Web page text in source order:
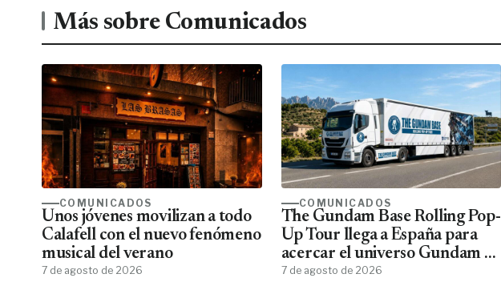
Más sobre Comunicados
COMUNICADOS
Unos jóvenes movilizan a todo
Calafell con el nuevo fenómeno
musical del verano
7 de agosto de 2026
COMUNICADOS
The Gundam Base Rolling Pop-
Up Tour llega a España para
acercar el universo Gundam a
todos los fans
7 de agosto de 2026